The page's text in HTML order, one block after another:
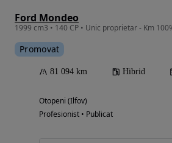
Ford Mondeo
Promovat
81 094 km Hibrid
Otopeni (Ilfov)
Profesionist • Publicat